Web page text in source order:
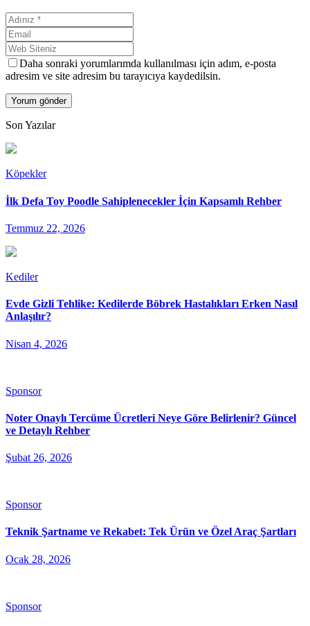
Daha sonraki yorumlarımda kullanılması için adım, e-posta
adresim ve site adresim bu tarayıcıya kaydedilsin.
Son Yazılar
Köpekler
İlk Defa Toy Poodle Sahiplenecekler İçin Kapsamlı Rehber
Temmuz 22, 2026
Kediler
Evde Gizli Tehlike: Kedilerde Böbrek Hastalıkları Erken Nasıl
Anlaşılır?
Nisan 4, 2026
Sponsor
Noter Onaylı Tercüme Ücretleri Neye Göre Belirlenir? Güncel
ve Detaylı Rehber
Şubat 26, 2026
Sponsor
Teknik Şartname ve Rekabet: Tek Ürün ve Özel Araç Şartları
Ocak 28, 2026
Sponsor